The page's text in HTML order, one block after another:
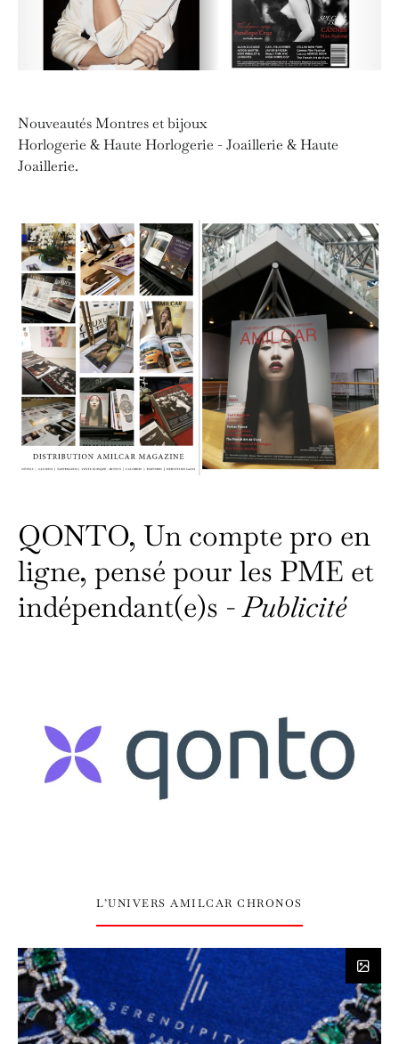
Nouveautés Montres et bijoux
Horlogerie & Haute Horlogerie - Joaillerie & Haute
Joaillerie.
QONTO, Un compte pro en
ligne, pensé pour les PME et
indépendant(e)s -Publicité
L’UNIVERS AMILCAR CHRONOS